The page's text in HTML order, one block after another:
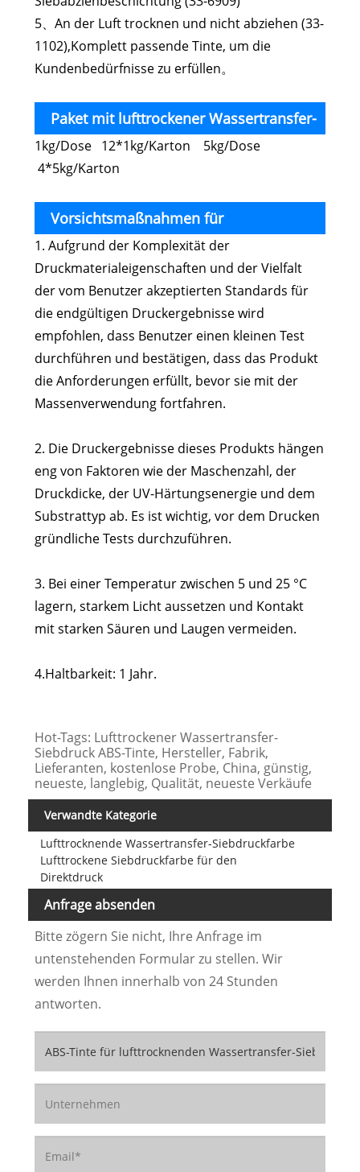
5、An der Luft trocknen und nicht abziehen (33-
1102),Komplett passende Tinte, um die
Kundenbedürfnisse zu erfüllen。
Paket mit lufttrockener Wassertransfer-
Siebdruck-ABS-Tinte
1kg/Dose 12*1kg/Karton 5kg/Dose
4*5kg/Karton
Vorsichtsmaßnahmen für
lufttrocknende Wassertransfer-Siebdruck-
ABS-Tinte
1. Aufgrund der Komplexität der
Druckmaterialeigenschaften und der Vielfalt
der vom Benutzer akzeptierten Standards für
die endgültigen Druckergebnisse wird
empfohlen, dass Benutzer einen kleinen Test
durchführen und bestätigen, dass das Produkt
die Anforderungen erfüllt, bevor sie mit der
Massenverwendung fortfahren.
2. Die Druckergebnisse dieses Produkts hängen
eng von Faktoren wie der Maschenzahl, der
Druckdicke, der UV-Härtungsenergie und dem
Substrattyp ab. Es ist wichtig, vor dem Drucken
gründliche Tests durchzuführen.
3. Bei einer Temperatur zwischen 5 und 25 °C
lagern, starkem Licht aussetzen und Kontakt
mit starken Säuren und Laugen vermeiden.
4.Haltbarkeit: 1 Jahr.
Hot-Tags: Lufttrockener Wassertransfer-
Siebdruck ABS-Tinte, Hersteller, Fabrik,
Lieferanten, kostenlose Probe, China, günstig,
neueste, langlebig, Qualität, neueste Verkäufe
Verwandte Kategorie
Lufttrocknende Wassertransfer-Siebdruckfarbe
Lufttrockene Siebdruckfarbe für den
Direktdruck
Anfrage absenden
Bitte zögern Sie nicht, Ihre Anfrage im
untenstehenden Formular zu stellen. Wir
werden Ihnen innerhalb von 24 Stunden
antworten.